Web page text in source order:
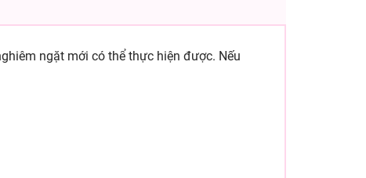
ngặt mới có thể thực hiện được. Nếu